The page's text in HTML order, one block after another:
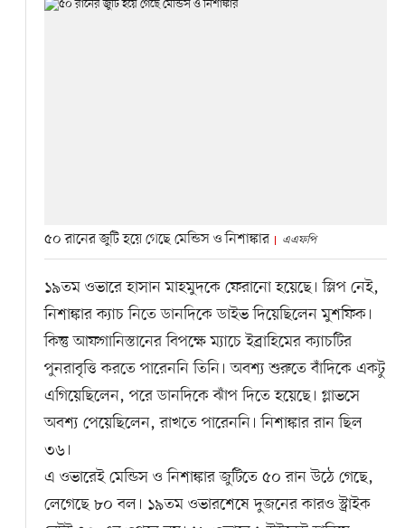
৫০ রানের জুটি হয়ে গেছে মেন্ডিস ও নিশাঙ্কার এএফপি
১৯তম ওভারে হাসান মাহমুদকে ফেরানো হয়েছে। স্লিপ নেই,
নিশাঙ্কার ক্যাচ নিতে ডানদিকে ডাইভ দিয়েছিলেন মুশফিক।
কিন্তু আফগানিস্তানের বিপক্ষে ম্যাচে ইব্রাহিমের ক্যাচটির
পুনরাবৃত্তি করতে পারেননি তিনি। অবশ্য শুরুতে বাঁদিকে একটু
এগিয়েছিলেন, পরে ডানদিকে ঝাঁপ দিতে হয়েছে। গ্লাভসে
অবশ্য পেয়েছিলেন, রাখতে পারেননি। নিশাঙ্কার রান ছিল
৩৬।
এ ওভারেই মেন্ডিস ও নিশাঙ্কার জুটিতে ৫০ রান উঠে গেছে,
লেগেছে ৮০ বল। ১৯তম ওভারশেষে দুজনের কারও স্ট্রাইক